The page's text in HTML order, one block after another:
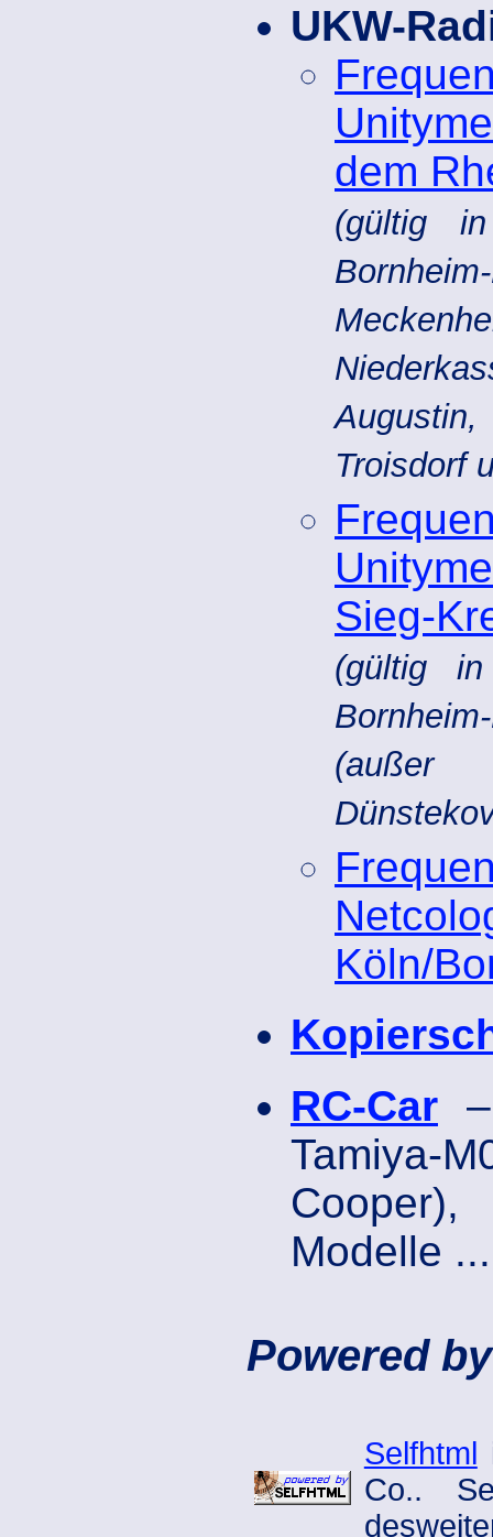
UKW-
dem
(gültig
Troisdorf
Sieg-
(gültig in
(außer
Köln/
RC-Car
Tamiya-
Modelle ...
Powered
Selfhtml
Co..